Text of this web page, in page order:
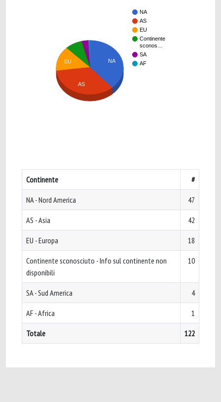
NA
AS
EU
Continente
sconos…
SA
AF
NA
EU
AS
Continente #
NA - Nord America 47
AS - Asia 42
EU - Europa 18
Continente sconosciuto - Info sul continente non
disponibili
10
SA - Sud America 4
AF - Africa 1
Totale 122